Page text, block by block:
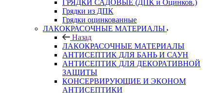
ГРЯДКИ САДОВЫЕ (ДПК и Оцинков.)
Грядки из ДПК
Грядки оцинкованные
ЛАКОКРАСОЧНЫЕ МАТЕРИАЛЫ
Назад
ЛАКОКРАСОЧНЫЕ МАТЕРИАЛЫ
АНТИСЕПТИК ДЛЯ БАНЬ И САУН
АНТИСЕПТИК ДЛЯ ДЕКОРАТИВНОЙ
ЗАЩИТЫ
КОНСЕРВИРУЮЩИЕ И ЭКОНОМ
АНТИСЕПТИКИ